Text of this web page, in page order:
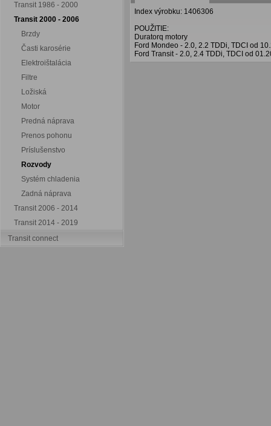
Transit 1986 - 2000
Transit 2000 - 2006
Brzdy
Časti karosérie
Elektroištalácia
Filtre
Ložiská
Motor
Predná náprava
Prenos pohonu
Príslušenstvo
Rozvody
Systém chladenia
Zadná náprava
Transit 2006 - 2014
Transit 2014 - 2019
Transit connect
Index výrobku: 1406306
POUŽITIE:
Duratorq motory
Ford Mondeo - 2.0, 2.2 TDDi, TDCI od
Ford Transit - 2.0, 2.4 TDDi, TDCI od